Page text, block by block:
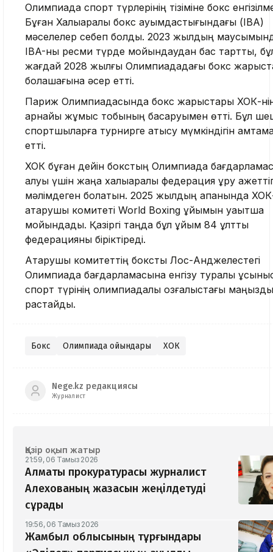
Олимпиада спорт түрлерінің тізіміне бокс
Бұған Халықаралық бокс қауымдастығындағы (IBA)
мәселелер себеп болды. 2023 жылдың
IBA-ны ресми түрде мойындаудан бас тартты,
жағдай 2028 жылғы Олимпиададағы бокс
болашағына әсер етті.
Париж Олимпиадасында бокс жарыстары ХОК-
арнайы жұмыс тобының басқаруымен өтті. Бұл
спортшыларға турнирге қатысу мүмкіндігін
етті.
ХОК бұған дейін бокстың Олимпиада
қалуы үшін жаңа халықаралық федерация құру
мәлімдеген болатын. 2025 жылдың ақпанында
атқарушы комитеті World Boxing ұйымын уақытша
мойындады. Қазіргі таңда бұл ұйым 84 ұлттық
федерацияны біріктіреді.
Атқарушы комитеттің боксты Лос-Анджелестегі
Олимпиада бағдарламасына енгізу туралы
спорт түрінің олимпиадалық қозғалыстағы
растайды.
Бокс Олимпиада ойындары ХОК
Nege.kz редакциясы
Журналист
Қазір оқып жатыр
21:59, 06 Тамыз 2026
Алматы прокуратурасы журналист
Алехованың жазасын жеңілдетуді
сұрады
19:56, 06 Тамыз 2026
Жамбыл облысының тұрғындары